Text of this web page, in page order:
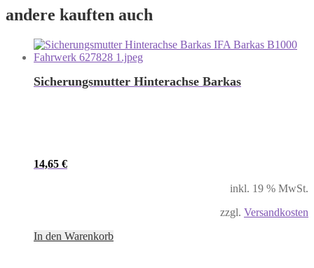
andere kauften auch
Sicherungsmutter Hinterachse Barkas
14,65 €
inkl. 19 % MwSt.
zzgl. Versandkosten
In den Warenkorb